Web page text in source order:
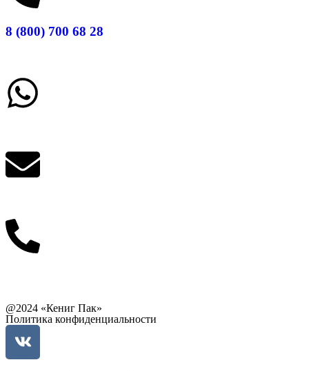
8 (800) 700 68 28
@2024 «Кениг Пак»
Политика конфиденциальности